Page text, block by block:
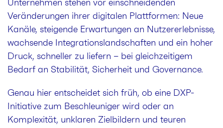
Unternehmen stehen vor einschneidenden
Veränderungen ihrer digitalen Plattformen: Neue
Kanäle, steigende Erwartungen an Nutzererlebnisse,
wachsende Integrationslandschaften und ein hoher
Druck, schneller zu liefern – bei gleichzeitigem
Bedarf an Stabilität, Sicherheit und Governance.
Genau hier entscheidet sich früh, ob eine DXP-
Initiative zum Beschleuniger wird oder an
Komplexität, unklaren Zielbildern und teuren